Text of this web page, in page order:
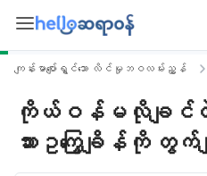
ကျန်းမာပျော်ရွှင်သော လိင်မှုဘဝလမ်းညွှန်
ကိုယ်ဝန်မလိုချင်တဲ့
သားဥကြွေချိန်ကို တွ